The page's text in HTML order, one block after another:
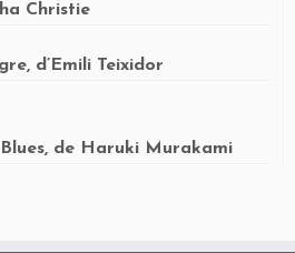
Christie
d’Emili Teixidor
de Haruki Murakami